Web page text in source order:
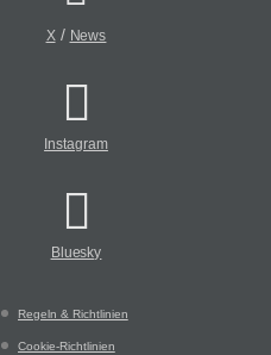
X/ News
Instagram
Bluesky
Regeln & Richtlinien
Cookie-Richtlinien